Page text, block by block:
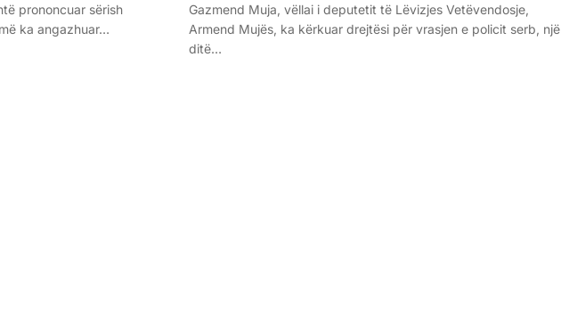
prononcuar sërish
ka angazhuar…
Gazmend Muja, vëllai i deputetit të Lëvizjes Vetëvendosje,
Armend Mujës, ka kërkuar drejtësi për vrasjen e policit serb, një
ditë…